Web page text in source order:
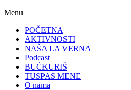
Menu
POČETNA
AKTIVNOSTI
NAŠA LA VERNA
Podcast
BUĆKURIŠ
TUSPAS MENE
O nama